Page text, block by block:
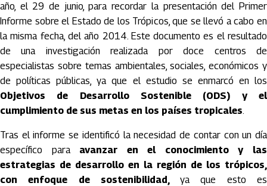
año, el 29 de junio, para recordar la presentación del Primer
Informe sobre el Estado de los Trópicos, que se llevó a cabo en
la misma fecha, del año 2014. Este documento es el resultado
de una investigación realizada por doce centros de
especialistas sobre temas ambientales, sociales, económicos y
de políticas públicas, ya que el estudio se enmarcó en los
Objetivos de Desarrollo Sostenible (ODS) y el
cumplimiento de sus metas en los países tropicales.
Tras el informe se identificó la necesidad de contar con un día
específico para avanzar en el conocimiento y las
estrategias de desarrollo en la región de los trópicos,
con enfoque de sostenibilidad,ya que esto es